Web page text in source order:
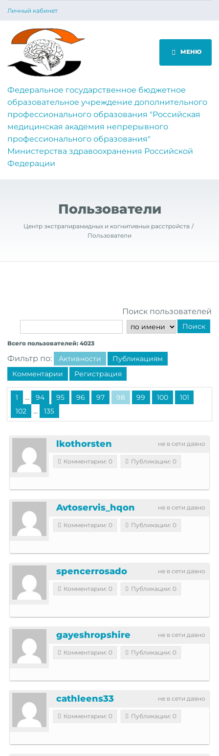
Личный кабинет
МЕНЮ
Федеральное государственное бюджетное
образовательное учреждение дополнительного
профессионального образования "Российская
медицинская академия непрерывного
профессионального образования"
Министерства здравоохранения Российской
Федерации
Пользователи
Центр экстрапирамидных и когнитивных расстройств
Пользователи
Поиск пользователей
Поиск
Всего пользователей: 4023
Фильтр по: Активности
Публикациям
Комментарии
Регистрация
1 ... 94 95 96 97 98 99 100
101
102
... 135
не в сети давно
lkothorsten
Комментарии: 0 Публикации: 0
не в сети давно
Avtoservis_hqon
Комментарии: 0 Публикации: 0
не в сети давно
spencerrosado
Комментарии: 0 Публикации: 0
не в сети давно
gayeshropshire
Комментарии: 0 Публикации: 0
не в сети давно
cathleens33
Комментарии: 0 Публикации: 0